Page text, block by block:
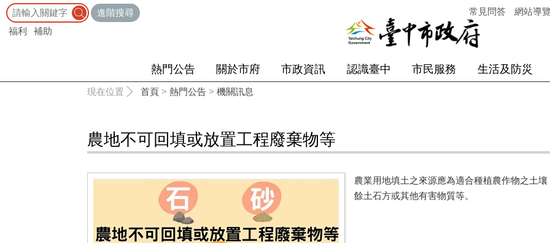
進階搜尋
福利
補助
常見問答 網站導
熱門公告 關於市府 市政資訊 認識臺中 市民服務 生活及防災
現在位置 首頁 > 熱門公告 > 機關訊息
農地不可回填或放置工程廢棄物等
農業用地填土之來源應為適合種植農作物之土
餘土石方或其他有害物質等。